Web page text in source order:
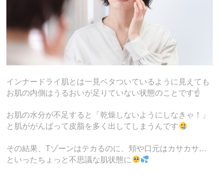
インナードライ肌とは一見ベタついているように見えても
お肌の内側はうるおいが足りていない状態のことです☝️
お肌の水分が不足すると「乾燥しないようにしなきゃ！」
と肌ががんばって皮脂を多く出してしまうんです
その結果、Tゾーンはテカるのに、頬や口元はカサカサ…
といったちょっと不思議な肌状態に